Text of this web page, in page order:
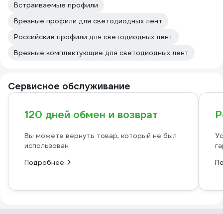
Встраиваемые профили
Врезные профили для светодиодных лент
Российские профили для светодиодных лент
Врезные комплектующие для светодиодных лент
Сервисное обслуживание
120 дней обмен и возврат
Вы можете вернуть товар, который не был
использован
Подробнее